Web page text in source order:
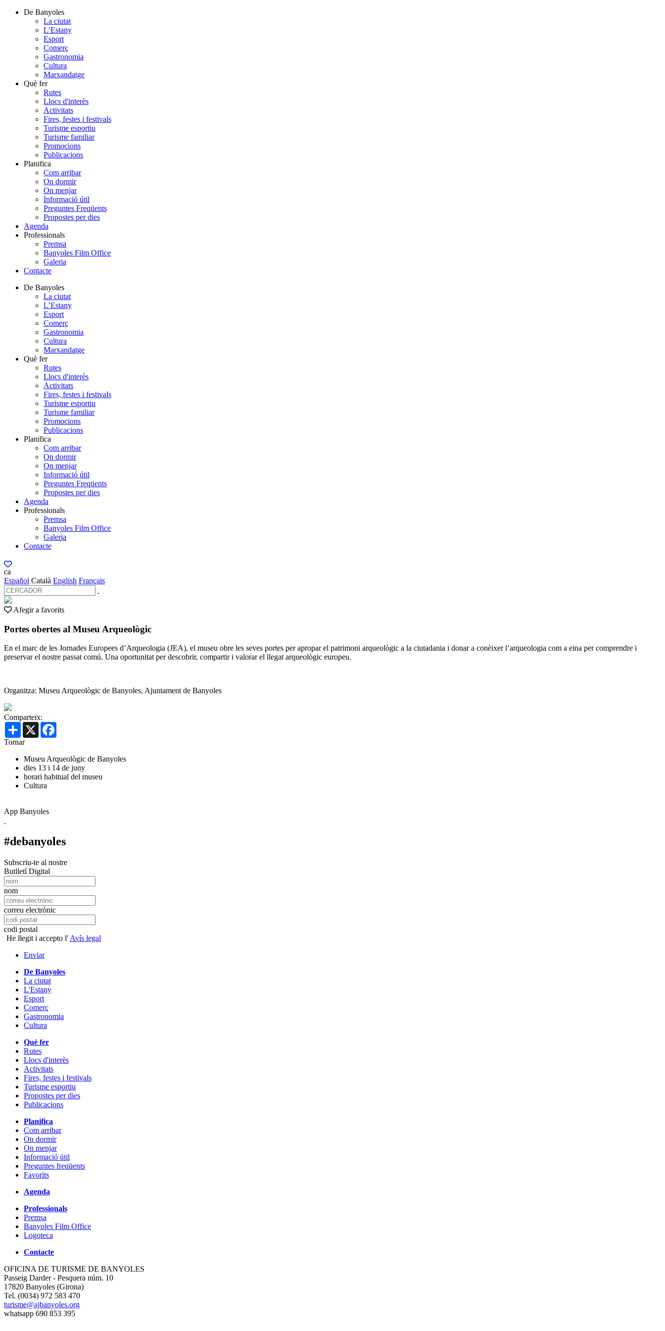
De Banyoles
La ciutat
L’Estany
Esport
Comerç
Gastronomia
Cultura
Marxandatge
Què fer
Rutes
Llocs d'interès
Activitats
Fires, festes i festivals
Turisme esportiu
Turisme familiar
Promocions
Publicacions
Planifica
Com arribar
On dormir
On menjar
Informació útil
Preguntes Freqüents
Propostes per dies
Agenda
Professionals
Premsa
Banyoles Film Office
Galeria
Contacte
De Banyoles
La ciutat
L’Estany
Esport
Comerç
Gastronomia
Cultura
Marxandatge
Què fer
Rutes
Llocs d'interès
Activitats
Fires, festes i festivals
Turisme esportiu
Turisme familiar
Promocions
Publicacions
Planifica
Com arribar
On dormir
On menjar
Informació útil
Preguntes Freqüents
Propostes per dies
Agenda
Professionals
Premsa
Banyoles Film Office
Galeria
Contacte
ca
Español Català English Français
Afegir a favorits
Portes obertes al Museu Arqueològic
En el marc de les Jornades Europees d’Arqueologia (JEA), el museu obre les seves portes per apropar el patrimoni arqueològic a la ciutadania i donar a conèixer l’arqueologia com a eina per comprendre i
preservar el nostre passat comú. Una oportunitat per descobrir, compartir i valorar el llegat arqueològic europeu.
Organitza: Museu Arqueològic de Banyoles, Ajuntament de Banyoles
Comparteix:
Share X
Tornar
Museu Arqueològic de Banyoles
dies 13 i 14 de juny
horari habitual del museu
Cultura
App Banyoles
#debanyoles
Subscriu-te al nostre
Butlletí Digital
nom
correu electrònic
codi postal
He llegit i accepto l' Avís legal
Enviar
De Banyoles
La ciutat
L'Estany
Esport
Comerç
Gastronomia
Cultura
Què fer
Rutes
Llocs d'interès
Activitats
Fires, festes i festivals
Turisme esportiu
Propostes per dies
Publicacions
Planifica
Com arribar
On dormir
On menjar
Informació útil
Preguntes freqüents
Favorits
Agenda
Professionals
Premsa
Banyoles Film Office
Logoteca
Contacte
OFICINA DE TURISME DE BANYOLES
Passeig Darder - Pesquera núm. 10
17820 Banyoles (Girona)
Tel. (0034) 972 583 470
turisme@ajbanyoles.org
whatsapp 690 853 395